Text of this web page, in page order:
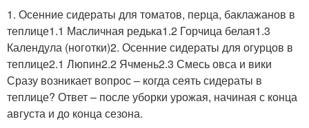
1. Осенние сидераты для томатов, перца, баклажанов в
теплице1.1 Масличная редька1.2 Горчица белая1.3
Календула (ноготки)2. Осенние сидераты для огурцов в
теплице2.1 Люпин2.2 Ячмень2.3 Смесь овса и вики
Сразу возникает вопрос – когда сеять сидераты в
теплице? Ответ – после уборки урожая, начиная с конца
августа и до конца сезона.